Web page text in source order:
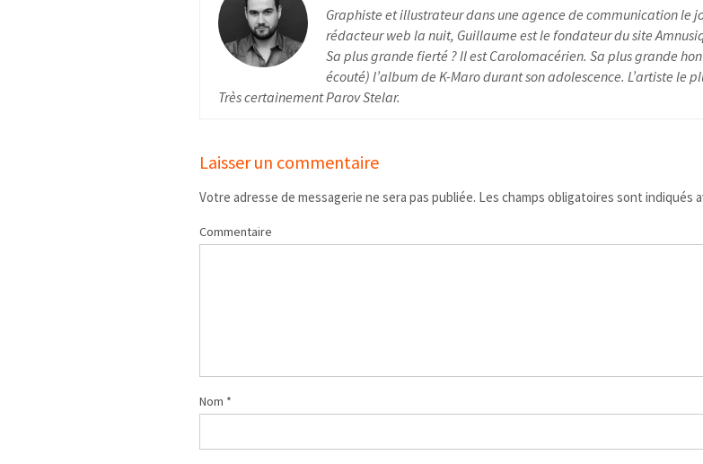
Graphiste et illustrateur dans une agence de communication le
rédacteur web la nuit, Guillaume est le fondateur du site
Sa plus grande fierté ? Il est Carolomacérien. Sa plus grande
écouté) l’album de K-Maro durant son adolescence. L’artiste le
Très certainement Parov Stelar.
Laisser un commentaire
Votre adresse de messagerie ne sera pas publiée. Les champs obligatoires sont indiqués
Commentaire
Nom *